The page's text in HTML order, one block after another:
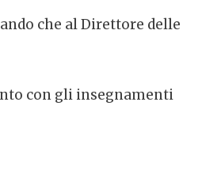
che al Direttore delle
con gli insegnamenti